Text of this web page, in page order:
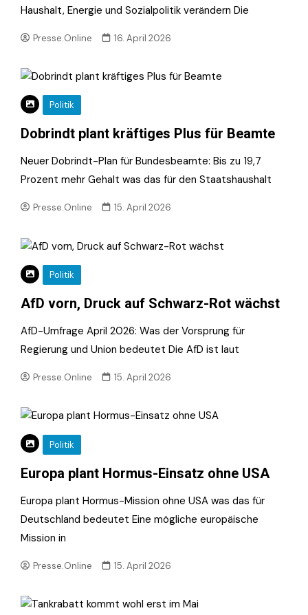
Haushalt, Energie und Sozialpolitik verändern Die
Presse.Online 16. April 2026
Politik
Dobrindt plant kräftiges Plus für Beamte
Neuer Dobrindt-Plan für Bundesbeamte: Bis zu 19,7
Prozent mehr Gehalt was das für den Staatshaushalt
Presse.Online 15. April 2026
Politik
AfD vorn, Druck auf Schwarz-Rot wächst
AfD-Umfrage April 2026: Was der Vorsprung für
Regierung und Union bedeutet Die AfD ist laut
Presse.Online 15. April 2026
Politik
Europa plant Hormus-Einsatz ohne USA
Europa plant Hormus-Mission ohne USA was das für
Deutschland bedeutet Eine mögliche europäische
Mission in
Presse.Online 15. April 2026